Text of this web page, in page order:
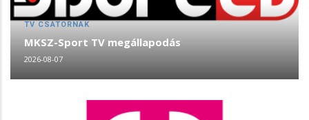
TV CSATORNÁK
MKSZ-Sport TV megállapodás
2026-08-07